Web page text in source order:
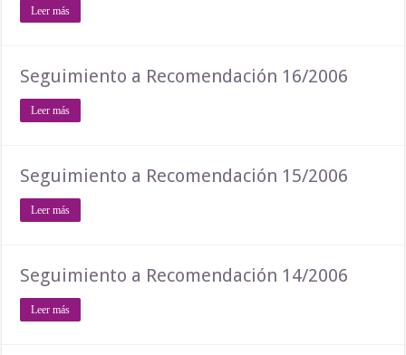
Leer más
Seguimiento a Recomendación 16/2006
Leer más
Seguimiento a Recomendación 15/2006
Leer más
Seguimiento a Recomendación 14/2006
Leer más